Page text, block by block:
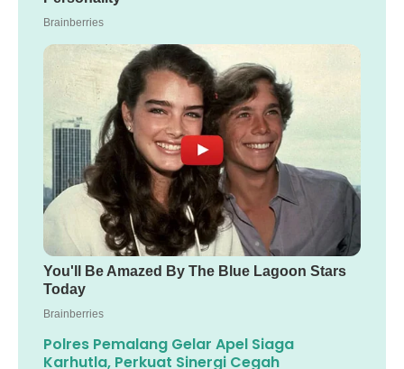
Polres Pemalang Gelar Apel Siaga
Karhutla, Perkuat Sinergi Cegah